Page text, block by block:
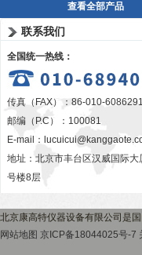
查看全部产品
联系我们
全国统一热线：
传真（FAX）：86-010-
邮编（P.C）：100081
E-mail：
地址：北京市丰台区汉威国际大
号楼8层
北京康高特仪器设备有限公司是
网站地图 京ICP备18044025号-7